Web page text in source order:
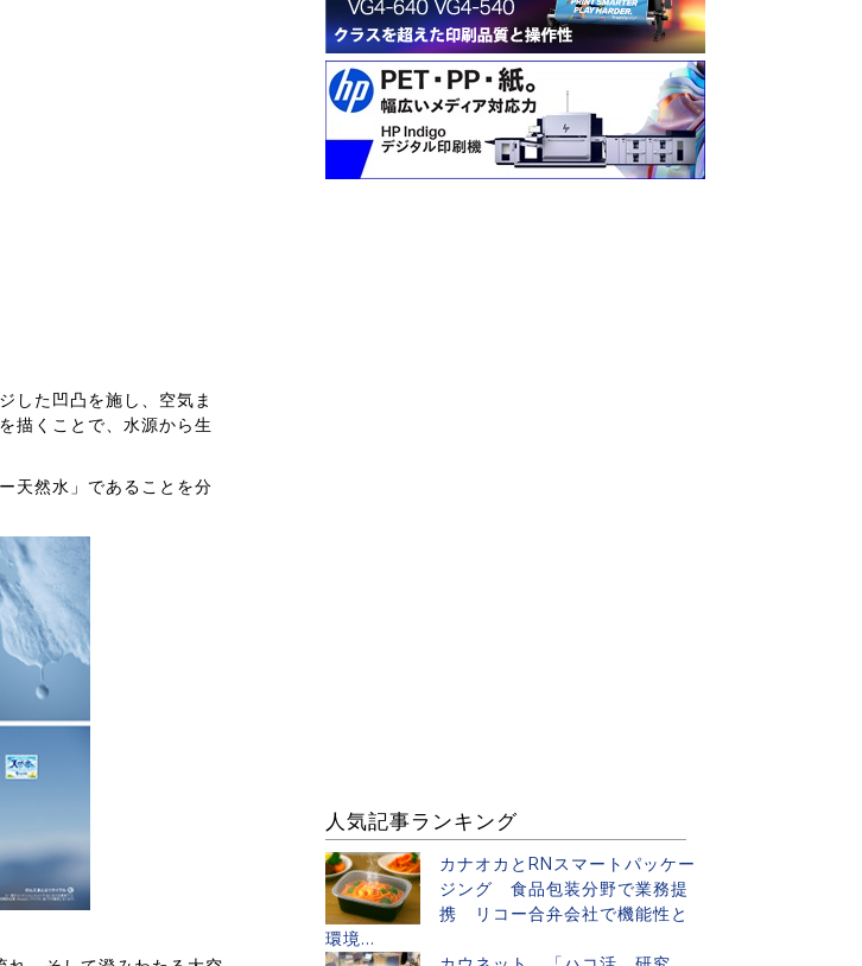
した凹凸を施し、空気ま
描くことで、水源から生
天然水」であることを分
人気記事ランキング
カナオカとRNスマートパッケー
ジング 食品包装分野で業務提
携 リコー合弁会社で機能性と
環境...